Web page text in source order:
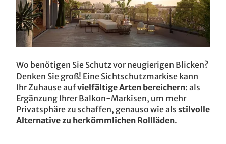
Wo benötigen Sie Schutz vor neugierigen Blicken?
Denken Sie groß! Eine Sichtschutzmarkise kann
Ihr Zuhause aufvielfältige Arten bereichern: als
Ergänzung IhrerBalkon-Markisen, um mehr
Privatsphäre zu schaffen, genauso wie als stilvolle
Alternative zu herkömmlichen Rollläden.